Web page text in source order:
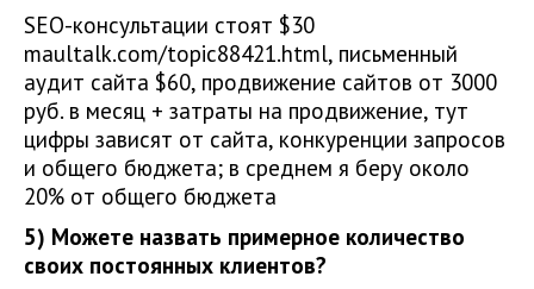
SEO-консультации стоят $30
maultalk.com/topic88421.html, письменный
аудит сайта $60, продвижение сайтов от 3000
руб. в месяц + затраты на продвижение, тут
цифры зависят от сайта, конкуренции запросов
и общего бюджета; в среднем я беру около
20% от общего бюджета
5) Можете назвать примерное количество
своих постоянных клиентов?